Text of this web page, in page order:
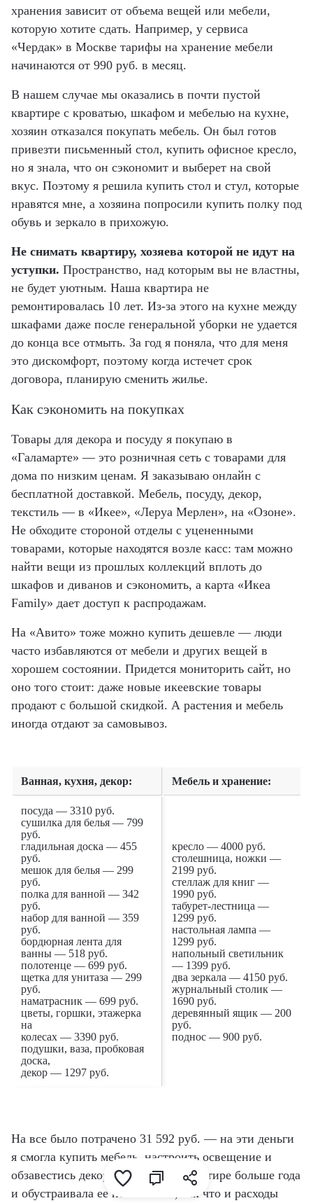
хранения зависит от объема вещей или мебели,
которую хотите сдать. Например, у сервиса
«Чердак» в Москве тарифы на хранение мебели
начинаются от 990 руб. в месяц.
В нашем случае мы оказались в почти пустой
квартире с кроватью, шкафом и мебелью на кухне,
хозяин отказался покупать мебель. Он был готов
привезти письменный стол, купить офисное кресло,
но я знала, что он сэкономит и выберет на свой
вкус. Поэтому я решила купить стол и стул, которые
нравятся мне, а хозяина попросили купить полку под
обувь и зеркало в прихожую.
Не снимать квартиру, хозяева которой не идут на
уступки. Пространство, над которым вы не властны,
не будет уютным. Наша квартира не
ремонтировалась 10 лет. Из-за этого на кухне между
шкафами даже после генеральной уборки не удается
до конца все отмыть. За год я поняла, что для меня
это дискомфорт, поэтому когда истечет срок
договора, планирую сменить жилье.
Как сэкономить на покупках
Товары для декора и посуду я покупаю в
«Галамарте» — это розничная сеть с товарами для
дома по низким ценам. Я заказываю онлайн с
бесплатной доставкой. Мебель, посуду, декор,
текстиль — в «Икее», «Леруа Мерлен», на «Озоне».
Не обходите стороной отделы с уцененными
товарами, которые находятся возле касс: там можно
найти вещи из прошлых коллекций вплоть до
шкафов и диванов и сэкономить, а карта «Икеа
Family» дает доступ к распродажам.
На «Авито» тоже можно купить дешевле — люди
часто избавляются от мебели и других вещей в
хорошем состоянии. Придется мониторить сайт, но
оно того стоит: даже новые икеевские товары
продают с большой скидкой. А растения и мебель
иногда отдают за самовывоз.
Ванная, кухня, декор: Мебель и хранение:
посуда — 3310 руб.
сушилка для белья — 799
руб.
гладильная доска — 455
руб.
мешок для белья — 299
руб.
полка для ванной — 342
руб.
набор для ванной — 359
руб.
бордюрная лента для
ванны — 518 руб.
полотенце — 699 руб.
щетка для унитаза — 299
руб.
наматрасник — 699 руб.
цветы, горшки, этажерка
на
колесах — 3390 руб.
подушки, ваза, пробковая
доска,
декор — 1297 руб.
кресло — 4000 руб.
столешница, ножки —
2199 руб.
стеллаж для книг —
1990 руб.
табурет-лестница —
1299 руб.
настольная лампа —
1299 руб.
напольный светильник
— 1399 руб.
два зеркала — 4150 руб.
журнальный столик —
1690 руб.
деревянный ящик — 200
руб.
поднос — 900 руб.
На все было потрачено 31 592 руб. — на эти деньги
я смогла купить мебель, настроить освещение и
обзавестись декором. Я живу в квартире больше года
и обустраивала ее постепенно, так что и расходы